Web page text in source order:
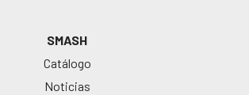
SMASH
Catálogo
Noticias